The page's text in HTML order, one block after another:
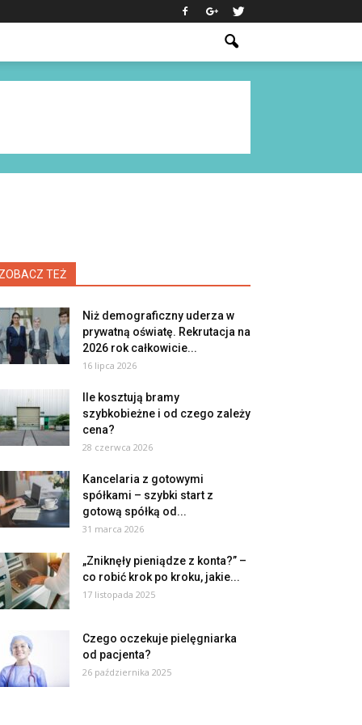
ZOBACZ TEŻ
Niż demograficzny uderza w
prywatną oświatę. Rekrutacja na
2026 rok całkowicie...
16 lipca 2026
Ile kosztują bramy
szybkobieżne i od czego zależy
cena?
28 czerwca 2026
Kancelaria z gotowymi
spółkami – szybki start z
gotową spółką od...
31 marca 2026
„Zniknęły pieniądze z konta?” –
co robić krok po kroku, jakie...
17 listopada 2025
Czego oczekuje pielęgniarka
od pacjenta?
26 października 2025